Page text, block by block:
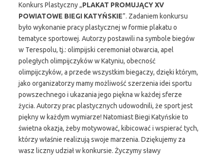
Konkurs Plastyczny „PLAKAT PROMUJĄCY XV
POWIATOWE BIEGI KATYŃSKIE”. Zadaniem konkursu
było wykonanie pracy plastycznej w formie plakatu o
tematyce sportowej. Autorzy postawili na symbole biegów
w Terespolu, tj.: olimpijski ceremoniał otwarcia, apel
poległych olimpijczyków w Katyniu, obecność
olimpijczyków, a przede wszystkim biegaczy, dzięki którym,
jako organizatorzy mamy możliwość szerzenia idei sportu
powszechnego i ukazania jego piękna w każdej sferze
życia. Autorzy prac plastycznych udowodnili, że sport jest
piękny w każdym wymiarze! Natomiast Biegi Katyńskie to
świetna okazja, żeby motywować, kibicować i wspierać tych,
którzy właśnie realizują swoje marzenia. Dziękujemy za
wasz liczny udział w konkursie. Życzymy sławy